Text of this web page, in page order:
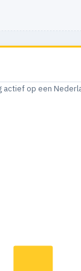
actief op een